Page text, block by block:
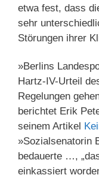
etwa fest, dass
sehr
Störungen ihrer
»Berlins
Hartz-IV-Urteil
Regelungen
berichtet Erik
seinem Artikel
»Sozialsenatorin
bedauerte …,
einkassiert